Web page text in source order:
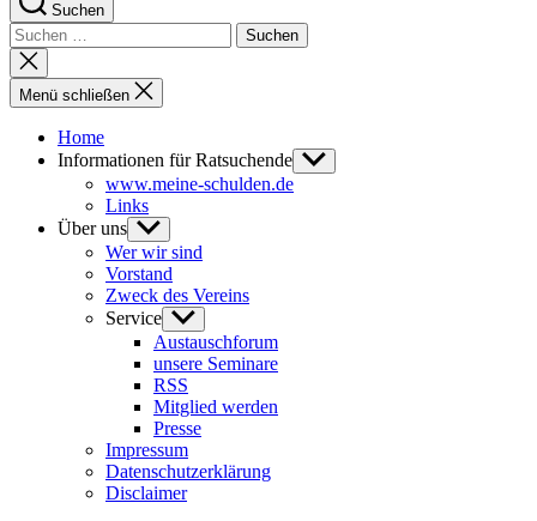
Suchen
Suchen
nach:
Suche
schließen
Menü schließen
Home
Informationen für Ratsuchende Untermenü
anzeigen
www.meine-schulden.de
Links
Über uns Untermenü
anzeigen
Wer wir sind
Vorstand
Zweck des Vereins
Service Untermenü
anzeigen
Austauschforum
unsere Seminare
RSS
Mitglied werden
Presse
Impressum
Datenschutzerklärung
Disclaimer